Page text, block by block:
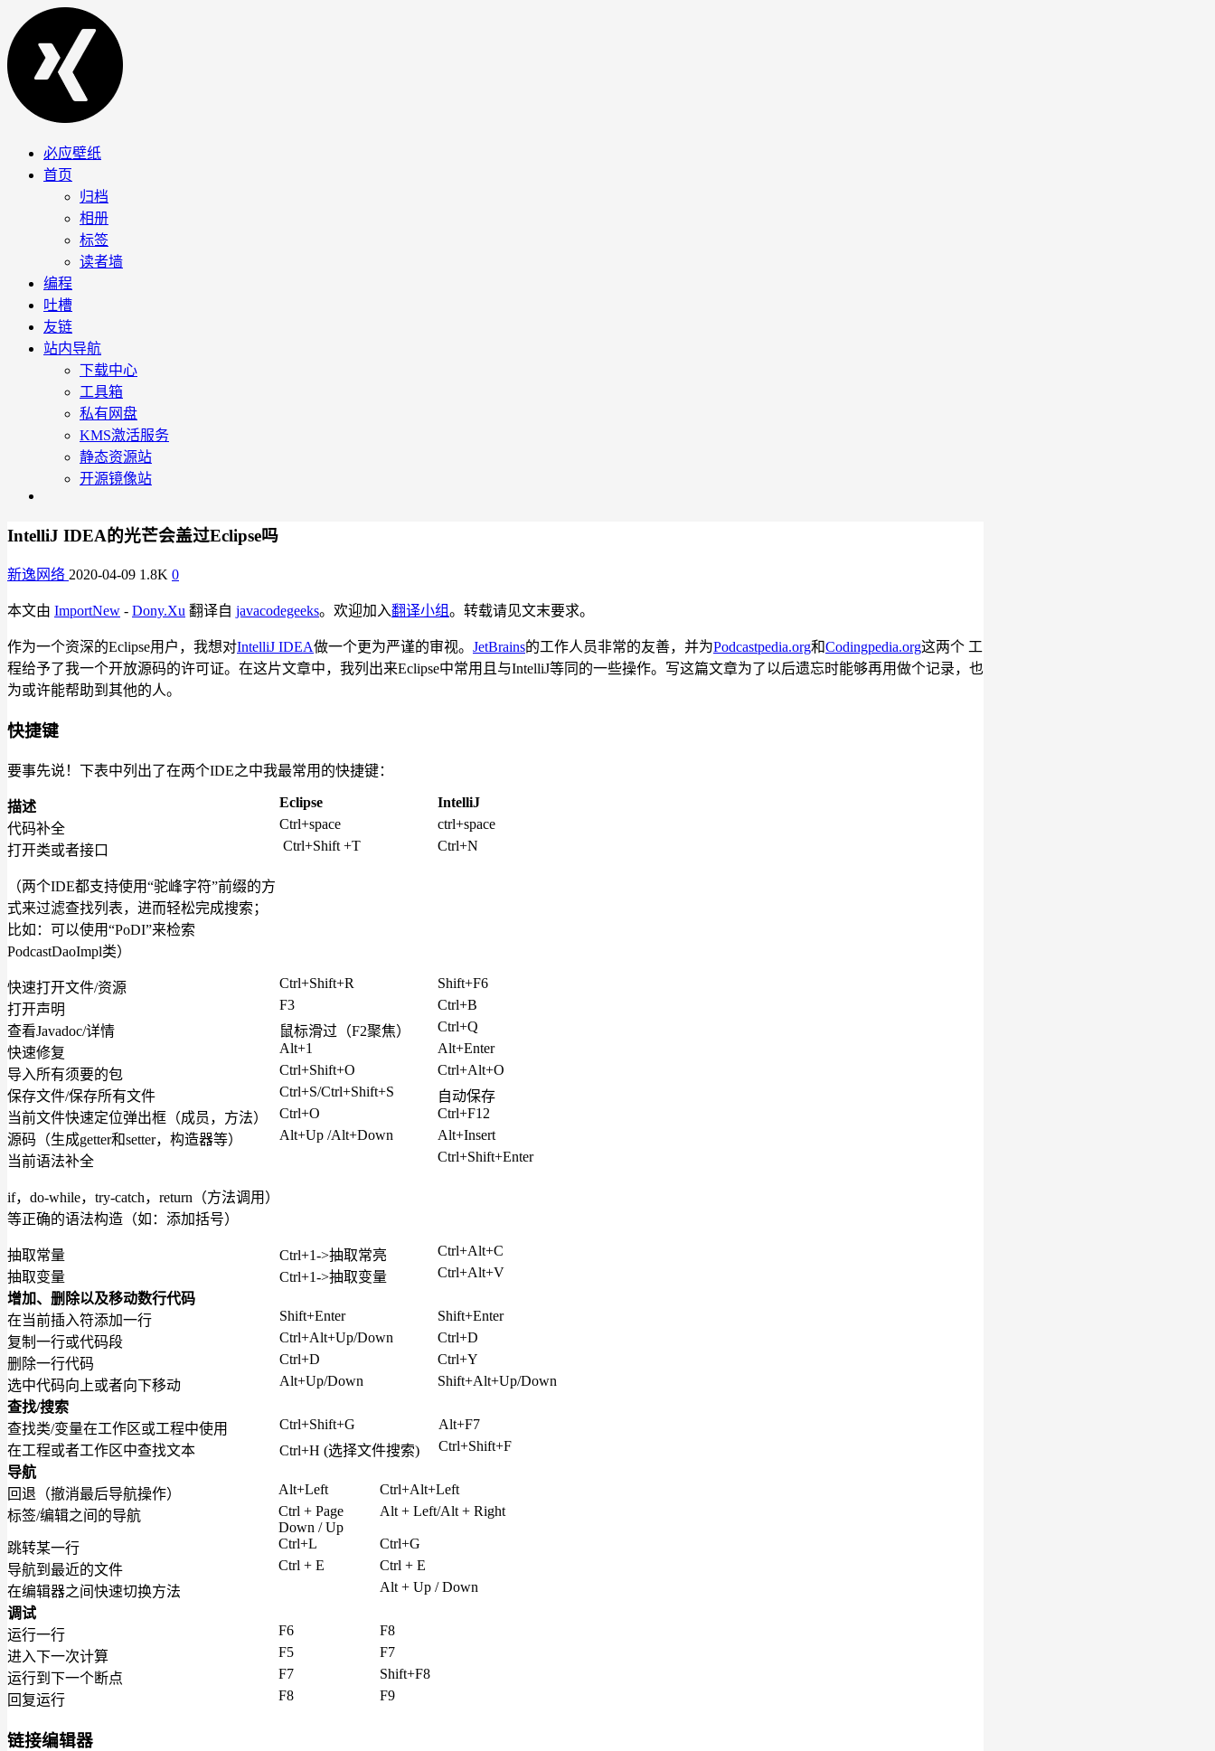
必应壁纸
首页
归档
相册
标签
读者墙
编程
吐槽
友链
站内导航
下载中心
工具箱
私有网盘
KMS激活服务
静态资源站
开源镜像站
IntelliJ IDEA的光芒会盖过Eclipse吗
新逸网络 2020-04-09 1.8K 0
本文由 ImportNew - Dony.Xu 翻译自 javacodegeeks。欢迎加入翻译小组。转载请见文末要求。
作为一个资深的Eclipse用户，我想对IntelliJ IDEA做一个更为严谨的审视。 JetBrains的工作人员非常的友善，并为Podcastpedia.org和Codingpedia.org这两个 工
程给予了我一个开放源码的许可证。在这片文章中，我列出来Eclipse中常用且与IntelliJ等同的一些操作。写这篇文章为了以后遗忘时能够再用做个记录，也
为或许能帮助到其他的人。
快捷键
要事先说！下表中列出了在两个IDE之中我最常用的快捷键：
描述 Eclipse
IntelliJ
代码补全
Ctrl+space
ctrl+space
打开类或者接口
（两个IDE都支持使用“驼峰字符”前缀的方
式来过滤查找列表，进而轻松完成搜索；
比如：可以使用“PoDI”来检索
PodcastDaoImpl类）
Ctrl+Shift +T Ctrl+N
快速打开文件/资源 Ctrl+Shift+R
Shift+F6
打开声明
F3
Ctrl+B
查看Javadoc/详情
鼠标滑过（F2聚焦）
Ctrl+Q
快速修复
Alt+1
Alt+Enter
导入所有须要的包
Ctrl+Shift+O
Ctrl+Alt+O
保存文件/保存所有文件
Ctrl+S/Ctrl+Shift+S
自动保存
当前文件快速定位弹出框（成员，方法）
Ctrl+O
Ctrl+F12
源码（生成getter和setter，构造器等）
Alt+Up /Alt+Down
Alt+Insert
当前语法补全
if，do-while，try-catch，return（方法调用）
等正确的语法构造（如：添加括号）
Ctrl+Shift+Enter
抽取常量 Ctrl+1->抽取常亮
Ctrl+Alt+C
抽取变量
Ctrl+1->抽取变量
Ctrl+Alt+V
增加、删除以及移动数行代码
在当前插入符添加一行
Shift+Enter
Shift+Enter
复制一行或代码段
Ctrl+Alt+Up/Down
Ctrl+D
删除一行代码
Ctrl+D
Ctrl+Y
选中代码向上或者向下移动
Alt+Up/Down
Shift+Alt+Up/Down
查找/搜索
查找类/变量在工作区或工程中使用
Ctrl+Shift+G
Alt+F7
在工程或者工作区中查找文本
Ctrl+H (选择文件搜索)
Ctrl+Shift+F
导航
回退（撤消最后导航操作）
Alt+Left
Ctrl+Alt+Left
标签/编辑之间的导航
Ctrl + Page
Down / Up
Alt + Left/Alt + Right
跳转某一行 Ctrl+L
Ctrl+G
导航到最近的文件
Ctrl + E
Ctrl + E
在编辑器之间快速切换方法
Alt + Up / Down
调试
运行一行
F6
F8
进入下一次计算
F5
F7
运行到下一个断点
F7
Shift+F8
回复运行
F8 F9
链接编辑器